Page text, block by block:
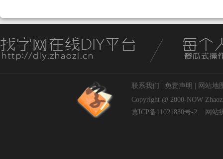
联系我们 免责声明
网站地
Copyright @ 2000-NOW
冀ICP备11021830号-2
网站